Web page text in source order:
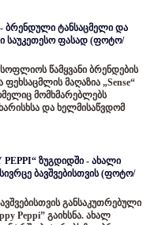
- ბრენდული ტანსაცმელი და
საუკეთესო ფასად (ფოტო/
წამყვანი ბრენდების
ფეხსაცმლის მაღაზია „Sense“
მომხმარებლებს
და ხელმისაწვდომ
PEPPI“ ზუგდიდში - ახალი
ბავშვებისთვის (ფოტო/
განსაკუთრებული
Peppi” გაიხსნა. ახალ